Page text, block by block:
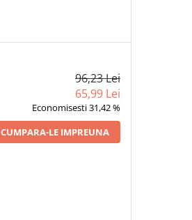
96,23 Lei
65,99 Lei
Economisesti 31,42 %
CUMPARA-LE IMPREUNA